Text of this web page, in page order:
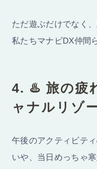
ただ遊ぶだけでなく
私たちマナビDX仲間
4. ♨️ 旅の疲
ャナルリゾ
午後のアクティビテ
いや、当日めっちゃ